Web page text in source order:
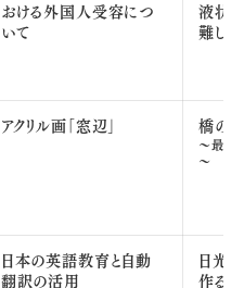
おける外国人受容につ
いて
液状
難しさ
アクリル画「窓辺」 橋の
～最も
～
日本の英語教育と自動
翻訳の活用
日光
作る